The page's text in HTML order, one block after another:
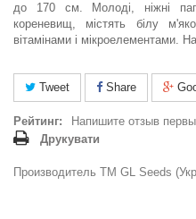
до 170 см. Молоді, ніжні
кореневищ, містять білу
вітамінами і мікроелементами.
Tweet Share
Рейтинг:
Напишите отзыв
Друкувати
Производитель ТМ GL Seeds